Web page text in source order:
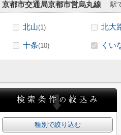
京都市交通局京都市営烏丸線 駅
北山(1) 北大
十条(10) くい
種別で絞り込む